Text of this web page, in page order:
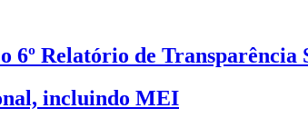
6º Relatório de Transparência
incluindo MEI